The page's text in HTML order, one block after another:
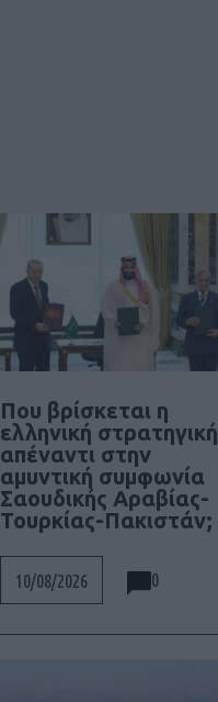
Που βρίσκεται η
ελληνική στρατηγική
απέναντι στην
αμυντική συμφωνία
Σαουδικής Αραβίας-
Τουρκίας-Πακιστάν;
10/08/2026 0